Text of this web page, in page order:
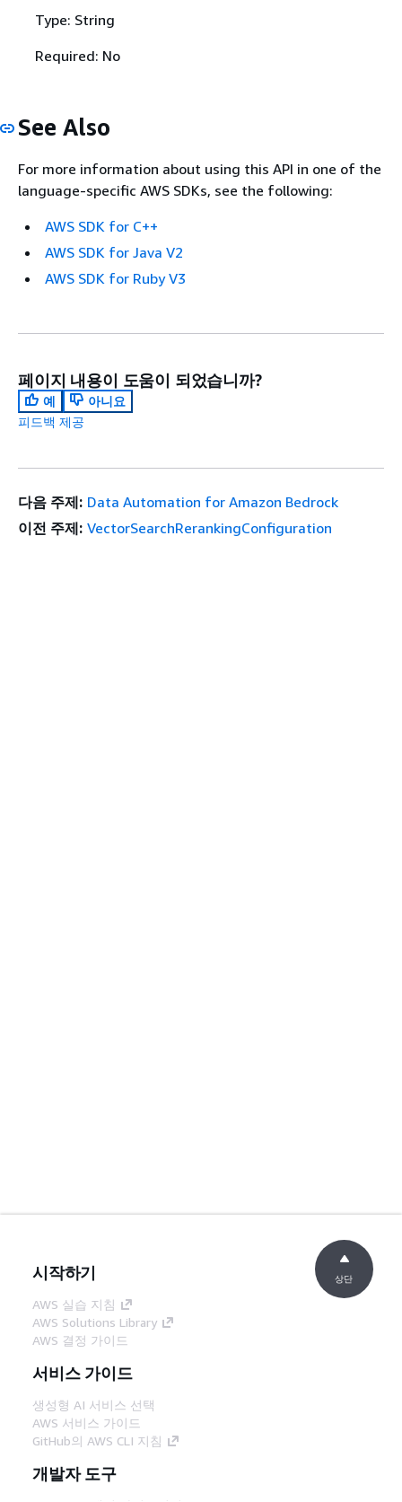
Type: String
Required: No
See Also
For more information about using this API in one of the
language-specific AWS SDKs, see the following:
AWS SDK for C++
AWS SDK for Java V2
AWS SDK for Ruby V3
페이지 내용이 도움이 되었습니까?
예
아니요
피드백 제공
다음 주제: Data Automation for Amazon Bedrock
이전 주제: VectorSearchRerankingConfiguration
시작하기
AWS 실습 지침
AWS Solutions Library
AWS 결정 가이드
서비스 가이드
생성형 AI 서비스 선택
AWS 서비스 가이드
GitHub의 AWS CLI 지침
개발자 도구
상단